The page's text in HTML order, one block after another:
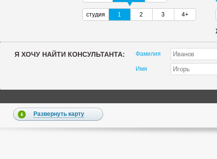
студия 1 2 3 4+
Я ХОЧУ НАЙТИ КОНСУЛЬТАНТА: Фамилия
Имя
Развернуть карту